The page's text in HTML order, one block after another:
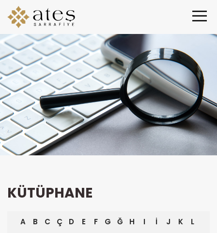
KÜTÜPHANE
A B C Ç D E F G Ğ H I İ J K
L